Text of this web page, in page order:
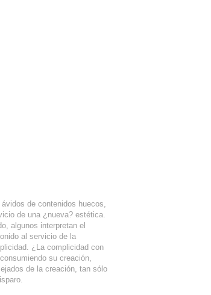
de contenidos huecos,
de una ¿nueva? estética.
algunos interpretan el
al servicio de la
¿La complicidad con
su creación,
de la creación, tan sólo